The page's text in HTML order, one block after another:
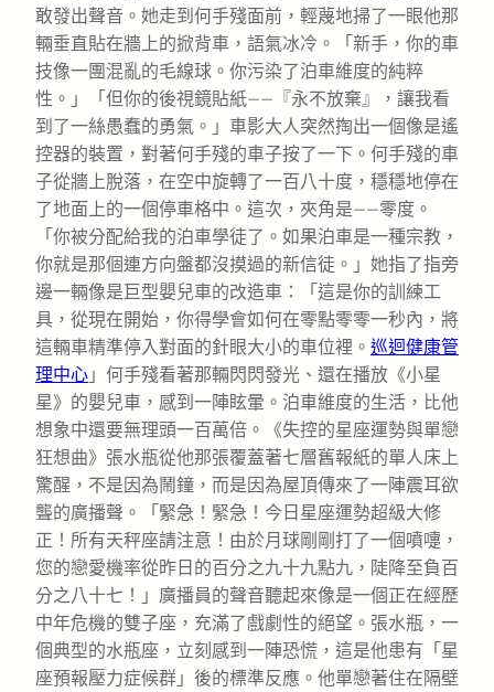
敢發出聲音。她走到何手殘面前，輕蔑地掃了一眼他那
輛垂直貼在牆上的掀背車，語氣冰冷。「新手，你的車
技像一團混亂的毛線球。你污染了泊車維度的純粹
性。」「但你的後視鏡貼紙——『永不放棄』，讓我看
到了一絲愚蠢的勇氣。」車影大人突然掏出一個像是遙
控器的裝置，對著何手殘的車子按了一下。何手殘的車
子從牆上脫落，在空中旋轉了一百八十度，穩穩地停在
了地面上的一個停車格中。這次，夾角是——零度。
「你被分配給我的泊車學徒了。如果泊車是一種宗教，
你就是那個連方向盤都沒摸過的新信徒。」她指了指旁
邊一輛像是巨型嬰兒車的改造車：「這是你的訓練工
具，從現在開始，你得學會如何在零點零零一秒內，將
這輛車精準停入對面的針眼大小的車位裡。 巡迴健康管
理中心 」何手殘看著那輛閃閃發光、還在播放《小星
星》的嬰兒車，感到一陣眩暈。泊車維度的生活，比他
想象中還要無理頭一百萬倍。《失控的星座運勢與單戀
狂想曲》張水瓶從他那張覆蓋著七層舊報紙的單人床上
驚醒，不是因為鬧鐘，而是因為屋頂傳來了一陣震耳欲
聾的廣播聲。「緊急！緊急！今日星座運勢超級大修
正！所有天秤座請注意！由於月球剛剛打了一個噴嚏，
您的戀愛機率從昨日的百分之九十九點九，陡降至負百
分之八十七！」廣播員的聲音聽起來像是一個正在經歷
中年危機的雙子座，充滿了戲劇性的絕望。張水瓶，一
個典型的水瓶座，立刻感到一陣恐慌，這是他患有「星
座預報壓力症候群」後的標準反應。他單戀著住在隔壁